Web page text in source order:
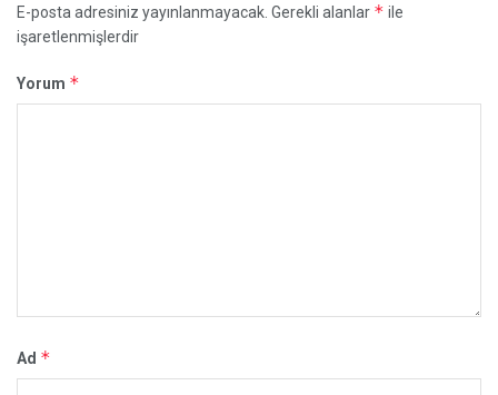
E-posta adresiniz yayınlanmayacak. Gerekli alanlar * ile
işaretlenmişlerdir
Yorum *
Ad *